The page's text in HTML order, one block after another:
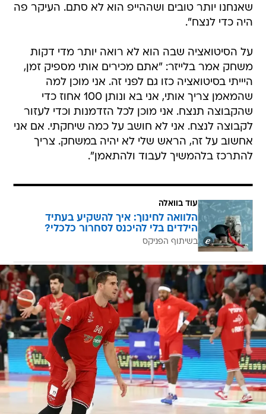
שאנחנו יותר טובים ושההייפ הוא לא סתם. העיקר פה
היה כדי לנצח".
על הסיטואציה שבה הוא לא רואה יותר מדי דקות
משחק אמר בלייזר: "אתם מכירים אותי מספיק זמן,
היייתי בסיטואציה כזו גם לפני זה. אני מוכן למה
שהמאמן צריך אותי, אני בא ונותן 100 אחוז כדי
שהקבוצה תנצח. אני מוכן לכל הזדמנות וכדי לעזור
לקבוצה לנצח. אני לא חושב על כמה שיחקתי. אם אני
אחשוב על זה, הראש שלי לא יהיה במשחק. צריך
להתרכז בלהמשיך לעבוד ולהתאמן".
עוד בוואלה
הלוואה לחינוך: איך להשקיע בעתיד
הילדים בלי להיכנס לסחרור כלכלי?
בשיתוף הפניקס